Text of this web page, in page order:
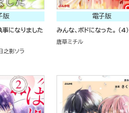
版
になりました
之影ソラ
電子版
みんな、ボドになった。 （4）
唐草ミチル